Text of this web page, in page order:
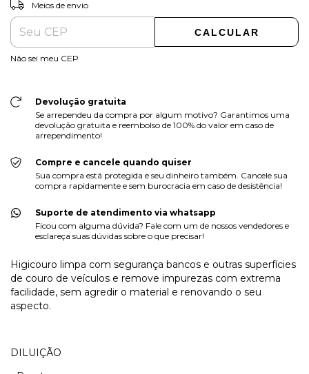
Entregas para o CEP:
Meios de envio
CALCULAR
Não sei meu CEP
Devolução gratuita
Se arrependeu da compra por algum motivo? Garantimos uma
devolução gratuita e reembolso de 100% do valor em caso de
arrependimento!
Compre e cancele quando quiser
Sua compra está protegida e seu dinheiro também. Cancele sua
compra rapidamente e sem burocracia em caso de desistência!
Suporte de atendimento via whatsapp
Ficou com alguma dúvida? Fale com um de nossos vendedores e
esclareça suas dúvidas sobre o que precisar!
Higicouro limpa com segurança bancos e outras superfícies
de couro de veículos e remove impurezas com extrema
facilidade, sem agredir o material e renovando o seu
aspecto.
DILUIÇÃO